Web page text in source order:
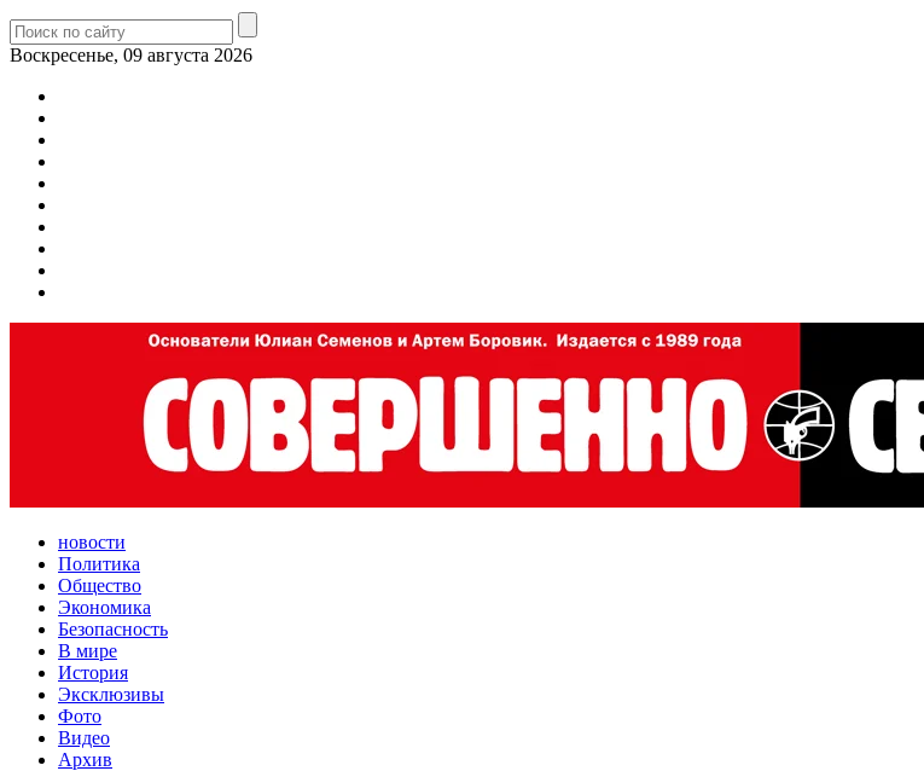
Воскресенье, 09 августа 2026
новости
Политика
Общество
Экономика
Безопасность
В мире
История
Эксклюзивы
Фото
Видео
Архив